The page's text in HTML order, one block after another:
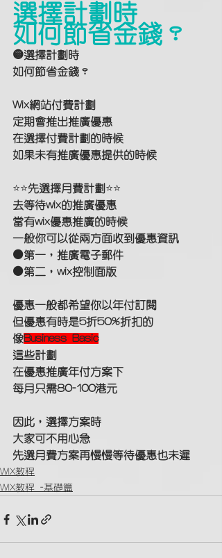
選擇計劃時
如何節省金錢？
🟡選擇計劃時
如何節省金錢？
Wix網站付費計劃
定期會推出推廣優惠
在選擇付費計劃的時候
如果未有推廣優惠提供的時候
⭐⭐先選擇月費計劃 ⭐⭐
去等待wix的推廣優惠
當有wix優惠推廣的時候
一般你可以從兩方面收到優惠資訊
⚫第一，推廣電子郵件
⚫第二，wix控制面版
優惠一般都希望你以年付訂閱
但優惠有時是5折50%折扣的
像Business Basic
這些計劃
在優惠推廣年付方案下
每月只需80-100港元
因此，選擇方案時
大家可不用心急
先選月費方案再慢慢等待優惠也未遲
WIX教程
WIX教程 -基礎篇